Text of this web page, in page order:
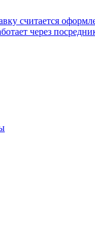
считается
через